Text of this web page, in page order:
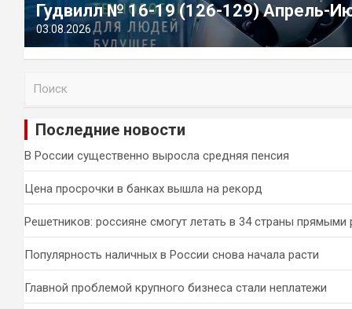
Гудвилл № 16-19 (126-129) Апрель-
03.08.2026
и
Последние новости
В России существенно выросла средняя пенсия
Цена просрочки в банках вышла на рекорд
Решетников: россияне смогут летать в 34 страны прямыми
Популярность наличных в России снова начала расти
Главной проблемой крупного бизнеса стали неплатежи